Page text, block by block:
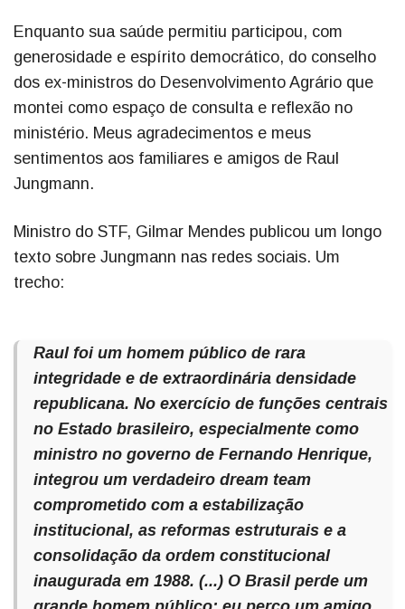
Enquanto sua saúde permitiu participou, com
generosidade e espírito democrático, do conselho
dos ex-ministros do Desenvolvimento Agrário que
montei como espaço de consulta e reflexão no
ministério. Meus agradecimentos e meus
sentimentos aos familiares e amigos de Raul
Jungmann.
Ministro do STF, Gilmar Mendes publicou um longo
texto sobre Jungmann nas redes sociais. Um
trecho:
Raul foi um homem público de rara
integridade e de extraordinária densidade
republicana. No exercício de funções centrais
no Estado brasileiro, especialmente como
ministro no governo de Fernando Henrique,
integrou um verdadeiro dream team
comprometido com a estabilização
institucional, as reformas estruturais e a
consolidação da ordem constitucional
inaugurada em 1988. (...) O Brasil perde um